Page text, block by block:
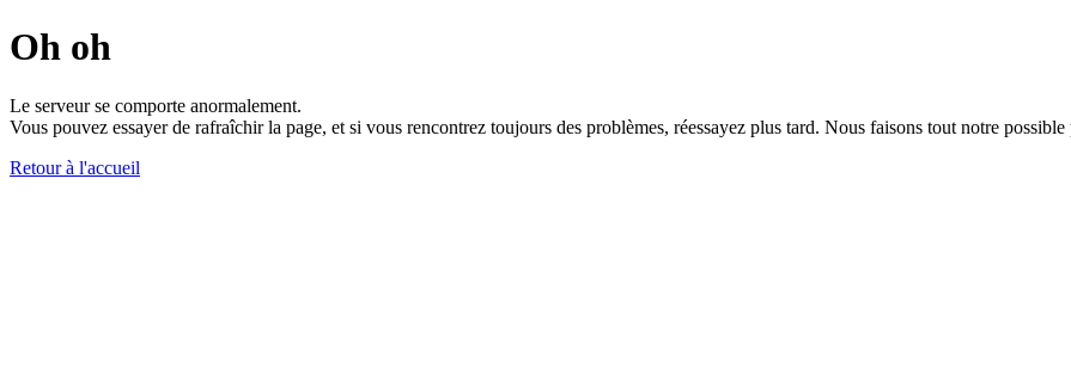
Oh oh
Le serveur se comporte anormalement.
Vous pouvez essayer de rafraîchir la page, et si vous rencontrez toujours des problèmes, réessayez plus tard. Nous faisons tout notre
Retour à l'accueil